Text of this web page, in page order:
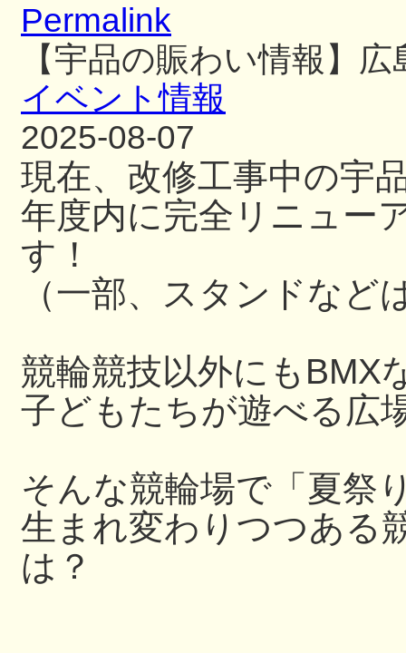
Permalink
【宇品の賑わい情報】
イベント情報
2025-08-07
現在、改修工事中の宇
年度内に完全リニュー
す！
（一部、スタンドなど
競輪競技以外にもBMX
子どもたちが遊べる広
そんな競輪場で「夏祭
生まれ変わりつつある
は？